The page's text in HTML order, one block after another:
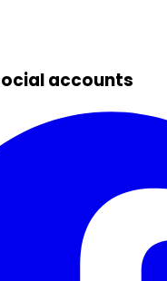
accounts